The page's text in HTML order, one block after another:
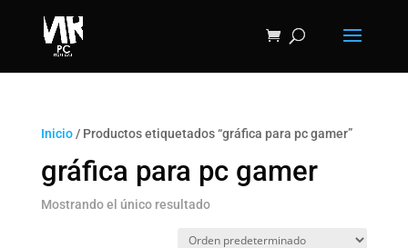
Inicio/ Productos etiquetados “gráfica para pc gamer”
gráfica para pc gamer
Mostrando el único resultado